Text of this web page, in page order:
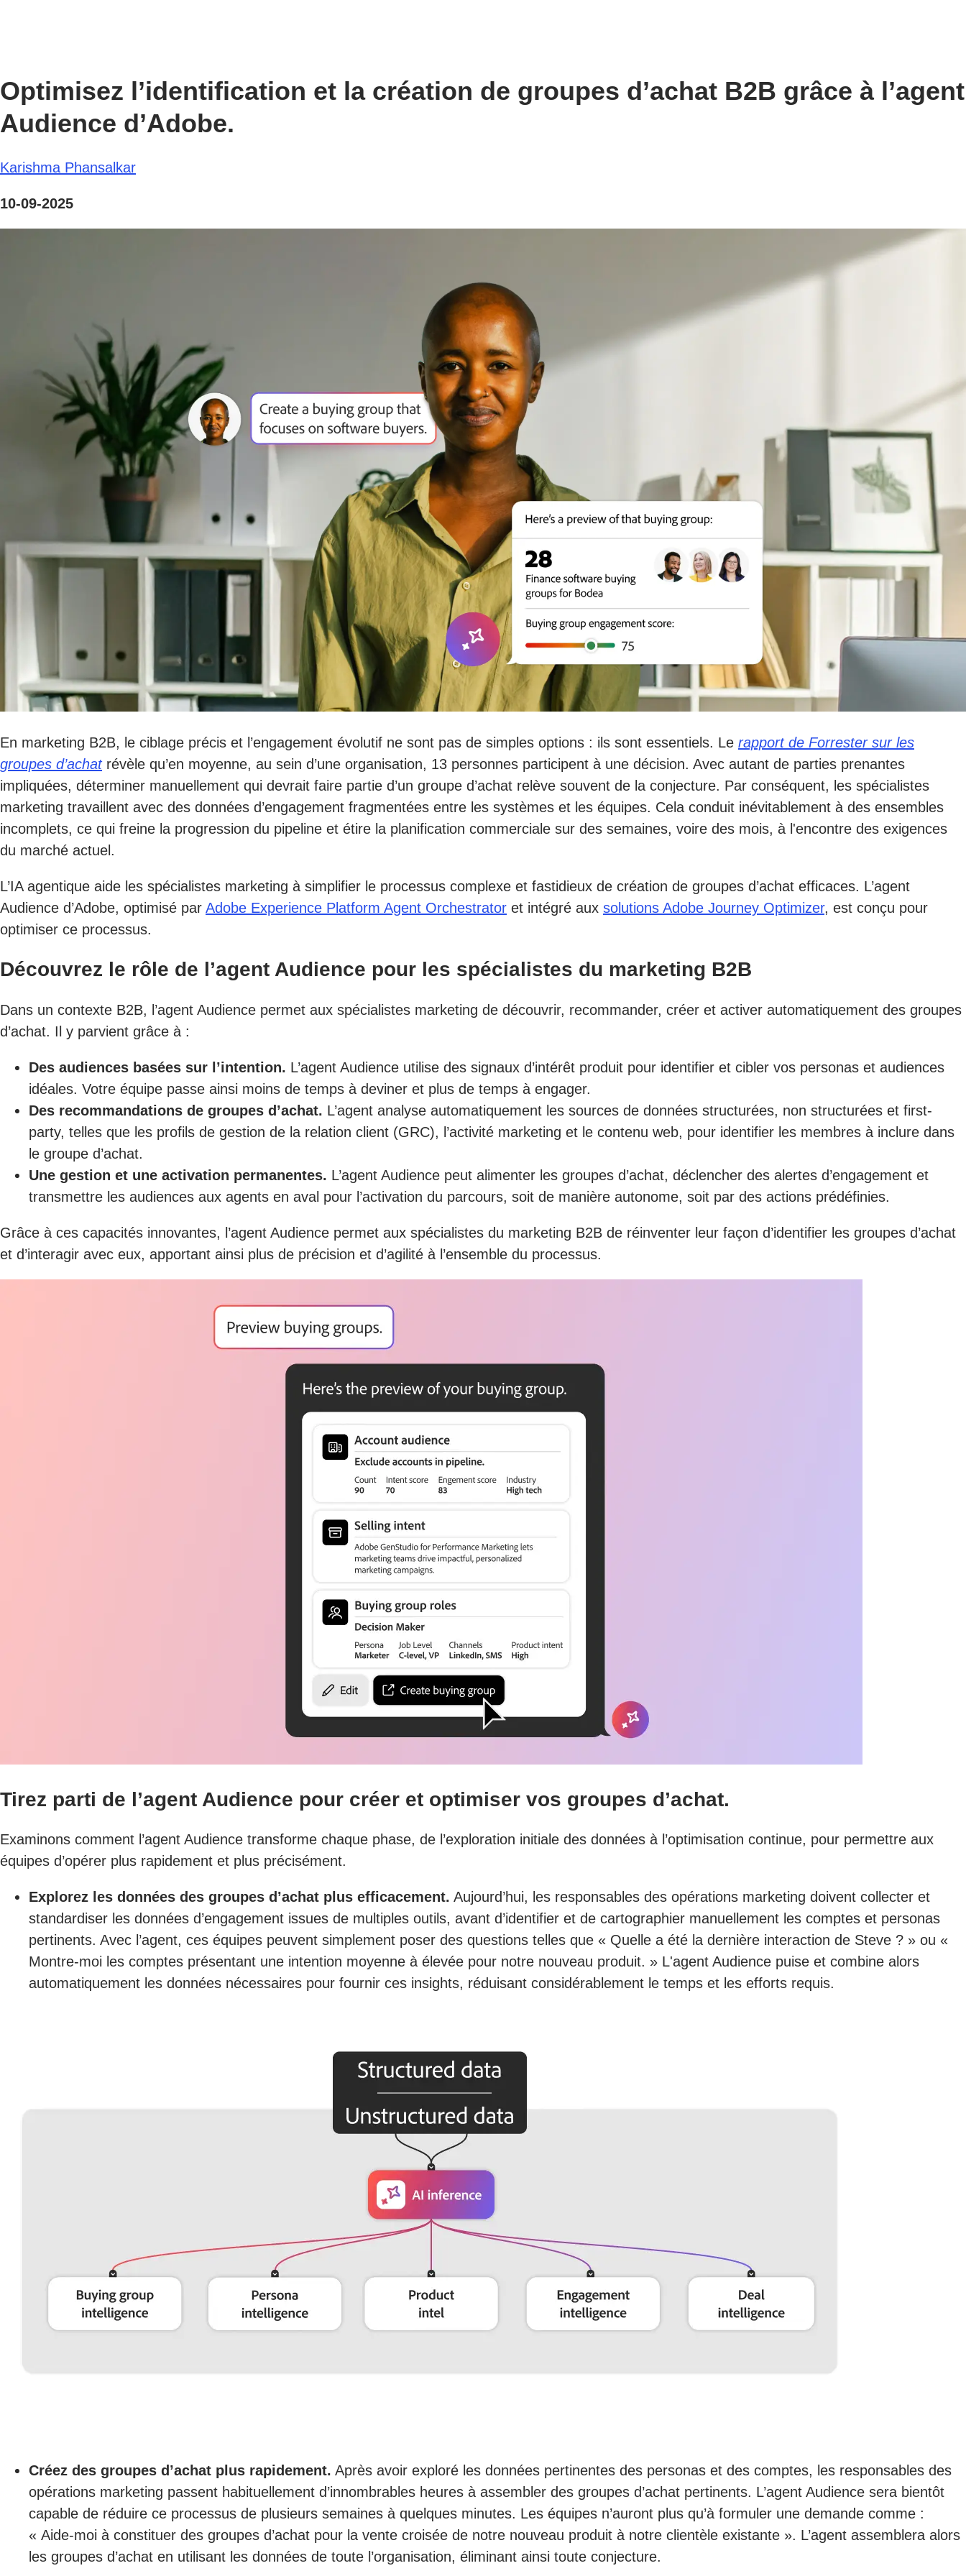
Optimisez l’identification et la création de groupes d’achat B2B grâce à l’agent
Audience d’Adobe.
Karishma Phansalkar
10-09-2025
En marketing B2B, le ciblage précis et l’engagement évolutif ne sont pas de simples options : ils sont essentiels. Le rapport de Forrester sur les
groupes d’achatrévèle qu’en moyenne, au sein d’une organisation, 13 personnes participent à une décision. Avec autant de parties prenantes
impliquées, déterminer manuellement qui devrait faire partie d’un groupe d’achat relève souvent de la conjecture. Par conséquent, les spécialistes
marketing travaillent avec des données d’engagement fragmentées entre les systèmes et les équipes. Cela conduit inévitablement à des ensembles
incomplets, ce qui freine la progression du pipeline et étire la planification commerciale sur des semaines, voire des mois, à l'encontre des exigences
du marché actuel.
L’IA agentique aide les spécialistes marketing à simplifier le processus complexe et fastidieux de création de groupes d’achat efficaces. L’agent
Audience d’Adobe, optimisé par Adobe Experience Platform Agent Orchestrator et intégré aux solutions Adobe Journey Optimizer, est conçu pour
optimiser ce processus.
Découvrez le rôle de l’agent Audience pour les spécialistes du marketing B2B
Dans un contexte B2B, l’agent Audience permet aux spécialistes marketing de découvrir, recommander, créer et activer automatiquement des groupes
d’achat. Il y parvient grâce à :
Des audiences basées sur l’intention. L’agent Audience utilise des signaux d’intérêt produit pour identifier et cibler vos personas et audiences
idéales. Votre équipe passe ainsi moins de temps à deviner et plus de temps à engager.
Des recommandations de groupes d’achat. L’agent analyse automatiquement les sources de données structurées, non structurées et first-
party, telles que les profils de gestion de la relation client (GRC), l’activité marketing et le contenu web, pour identifier les membres à inclure dans
le groupe d’achat.
Une gestion et une activation permanentes. L’agent Audience peut alimenter les groupes d’achat, déclencher des alertes d’engagement et
transmettre les audiences aux agents en aval pour l’activation du parcours, soit de manière autonome, soit par des actions prédéfinies.
Grâce à ces capacités innovantes, l’agent Audience permet aux spécialistes du marketing B2B de réinventer leur façon d’identifier les groupes d’achat
et d’interagir avec eux, apportant ainsi plus de précision et d’agilité à l’ensemble du processus.
Tirez parti de l’agent Audience pour créer et optimiser vos groupes d’achat.
Examinons comment l’agent Audience transforme chaque phase, de l’exploration initiale des données à l’optimisation continue, pour permettre aux
équipes d’opérer plus rapidement et plus précisément.
Explorez les données des groupes d’achat plus efficacement. Aujourd’hui, les responsables des opérations marketing doivent collecter et
standardiser les données d’engagement issues de multiples outils, avant d’identifier et de cartographier manuellement les comptes et personas
pertinents. Avec l’agent, ces équipes peuvent simplement poser des questions telles que « Quelle a été la dernière interaction de Steve ? » ou «
Montre-moi les comptes présentant une intention moyenne à élevée pour notre nouveau produit. » L'agent Audience puise et combine alors
automatiquement les données nécessaires pour fournir ces insights, réduisant considérablement le temps et les efforts requis.
Créez des groupes d’achat plus rapidement. Après avoir exploré les données pertinentes des personas et des comptes, les responsables des
opérations marketing passent habituellement d’innombrables heures à assembler des groupes d’achat pertinents. L’agent Audience sera bientôt
capable de réduire ce processus de plusieurs semaines à quelques minutes. Les équipes n’auront plus qu’à formuler une demande comme :
« Aide-moi à constituer des groupes d’achat pour la vente croisée de notre nouveau produit à notre clientèle existante ». L’agent assemblera alors
les groupes d’achat en utilisant les données de toute l’organisation, éliminant ainsi toute conjecture.